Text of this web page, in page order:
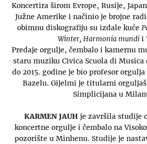
Koncertira širom Evrope, Rusije,
Južne Amerike i načinio je brojne
obimnu diskografiju su izdale kuće
Winter, Harmonia mundii
Predaje orgulje, čembalo i kamernu
staru muziku Civica Scuola di Musica
do 2015. godine je bio profesor
Bazelu. Gijelmi je titularni
Simplicijana u
KARMEN JAUHje završila studije
koncertne orgulje i čembalo na
pozorište u Minhenu. Studije je